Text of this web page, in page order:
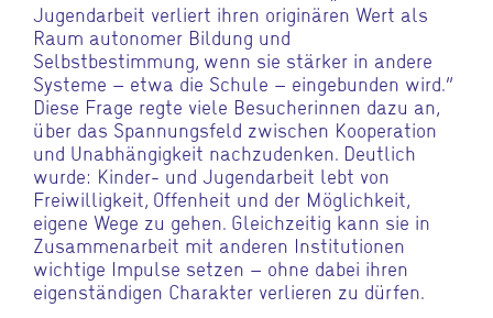
Jugendarbeit verliert ihren originären Wert als
Raum autonomer Bildung und
Selbstbestimmung, wenn sie stärker in andere
Systeme – etwa die Schule – eingebunden wird.“
Diese Frage regte viele Besucherinnen dazu an,
über das Spannungsfeld zwischen Kooperation
und Unabhängigkeit nachzudenken. Deutlich
wurde: Kinder- und Jugendarbeit lebt von
Freiwilligkeit, Offenheit und der Möglichkeit,
eigene Wege zu gehen. Gleichzeitig kann sie in
Zusammenarbeit mit anderen Institutionen
wichtige Impulse setzen – ohne dabei ihren
eigenständigen Charakter verlieren zu dürfen.